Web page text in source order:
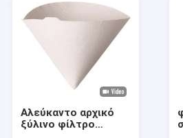
Αλεύκαντο αρχικό
ξύλινο φίλτρο